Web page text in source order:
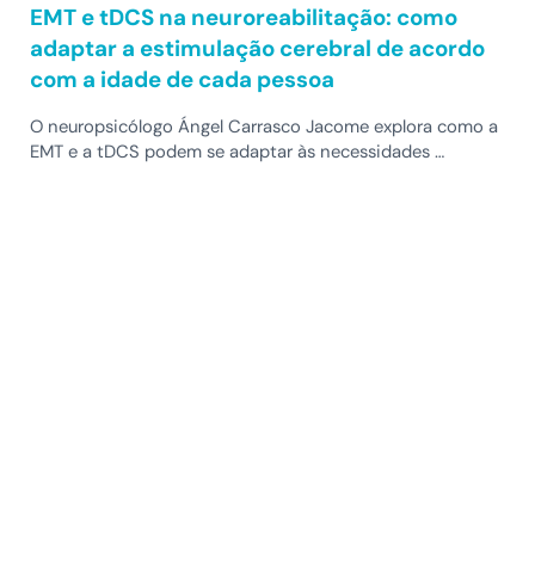
EMT e tDCS na neuroreabilitação: como
adaptar a estimulação cerebral de acordo
com a idade de cada pessoa
O neuropsicólogo Ángel Carrasco Jacome explora como a
EMT e a tDCS podem se adaptar às necessidades …